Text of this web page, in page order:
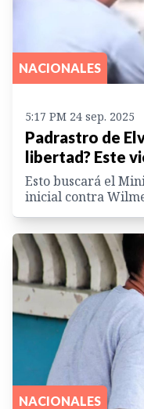
NACIONALES
5:17 PM 24 sep. 2025
Padrastro de
libertad? Este
Esto buscará el
inicial contra
NACIONALES